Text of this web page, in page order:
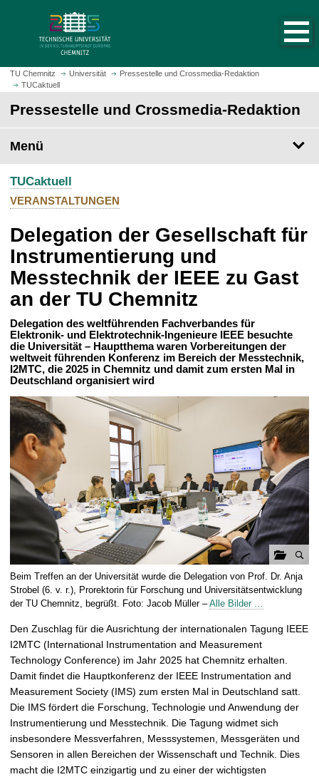
m
H
t
s
i
e
a
u
f
r
u
f
e
n
TU Chemnitz Universität
Pressestelle und Crossmedia-Redaktion
TUCaktuell
Pressestelle und Crossmedia-Redaktion
Menü
TUCaktuell
VERANSTALTUNGEN
Delegation der Gesellschaft für
Instrumentierung und
Messtechnik der IEEE zu Gast
an der TU Chemnitz
Delegation des weltführenden Fachverbandes für
Elektronik- und Elektrotechnik-Ingenieure IEEE besuchte
die Universität – Hauptthema waren Vorbereitungen der
weltweit führenden Konferenz im Bereich der Messtechnik,
I2MTC, die 2025 in Chemnitz und damit zum ersten Mal in
Deutschland organisiert wird
G
a
l
i
e
ö
f
f
n
e
n
Beim Treffen an der Universität wurde die Delegation von Prof. Dr. Anja
Strobel (6. v. r.), Prorektorin für Forschung und Universitätsentwicklung
der TU Chemnitz, begrüßt. Foto: Jacob Müller –Alle Bilder …
Den Zuschlag für die Ausrichtung der internationalen Tagung IEEE
I2MTC (International Instrumentation and Measurement
Technology Conference) im Jahr 2025 hat Chemnitz erhalten.
Damit findet die Hauptkonferenz der IEEE Instrumentation and
Measurement Society (IMS) zum ersten Mal in Deutschland satt.
Die IMS fördert die Forschung, Technologie und Anwendung der
Instrumentierung und Messtechnik. Die Tagung widmet sich
insbesondere Messverfahren, Messsystemen, Messgeräten und
Sensoren in allen Bereichen der Wissenschaft und Technik. Dies
macht die I2MTC einzigartig und zu einer der wichtigsten